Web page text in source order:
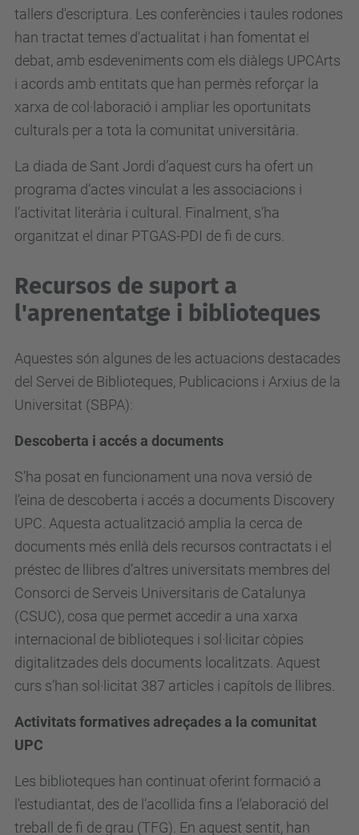
tallers d'escriptura. Les conferències i taules rodones
han tractat temes d'actualitat i han fomentat el
debat, amb esdeveniments com els diàlegs UPCArts
i acords amb entitats que han permès reforçar la
xarxa de col·laboració i ampliar les oportunitats
culturals per a tota la comunitat universitària.
La diada de Sant Jordi d’aquest curs ha ofert un
programa d’actes vinculat a les associacions i
l’activitat literària i cultural. Finalment, s’ha
organitzat el dinar PTGAS-PDI de fi de curs.
Recursos de suport a
l'aprenentatge i biblioteques
Aquestes són algunes de les actuacions destacades
del Servei de Biblioteques, Publicacions i Arxius de la
Universitat (SBPA):
Descoberta i accés a documents
S’ha posat en funcionament una nova versió de
l’eina de descoberta i accés a documents Discovery
UPC. Aquesta actualització amplia la cerca de
documents més enllà dels recursos contractats i el
préstec de llibres d’altres universitats membres del
Consorci de Serveis Universitaris de Catalunya
(CSUC), cosa que permet accedir a una xarxa
internacional de biblioteques i sol·licitar còpies
digitalitzades dels documents localitzats. Aquest
curs s’han sol·licitat 387 articles i capítols de llibres.
Activitats formatives adreçades a la comunitat
UPC
Les biblioteques han continuat oferint formació a
l'estudiantat, des de l’acollida fins a l’elaboració del
treball de fi de grau (TFG). En aquest sentit, han